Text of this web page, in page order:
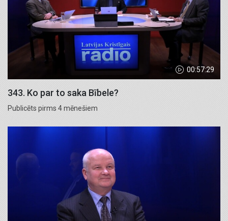
00:57:29
343. Ko par to saka Bībele?
Publicēts pirms 4 mēnešiem